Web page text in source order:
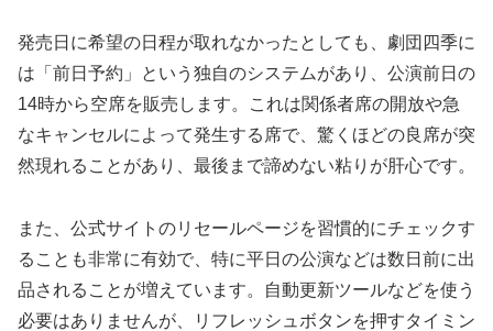
発売日に希望の日程が取れなかったとしても、劇団四季に
は「前日予約」という独自のシステムがあり、公演前日の
14時から空席を販売します。これは関係者席の開放や急
なキャンセルによって発生する席で、驚くほどの良席が突
然現れることがあり、最後まで諦めない粘りが肝心です。
また、公式サイトのリセールページを習慣的にチェックす
ることも非常に有効で、特に平日の公演などは数日前に出
品されることが増えています。自動更新ツールなどを使う
必要はありませんが、リフレッシュボタンを押すタイミン